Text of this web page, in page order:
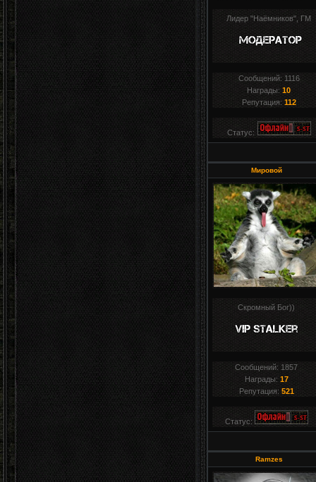
Лидер "Наёмников", ГМ
Сообщений: 1116
Награды:10
Репутация: 112
Статус:
Мировой
Скромный Бог))
Сообщений: 1857
Награды: 17
Репутация: 521
Статус:
Ramzes